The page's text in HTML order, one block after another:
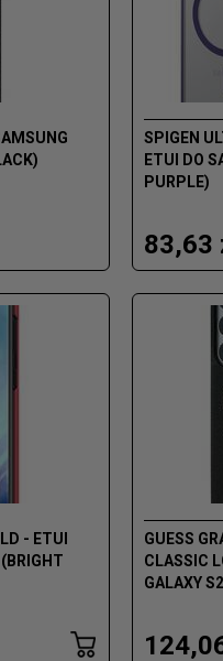
SPIGEN
ETUI DO
PURPLE)
83,63
- ETUI
GUESS
CLASSIC
GALAXY